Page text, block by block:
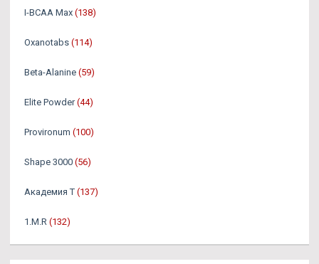
I-BCAA Max (138)
Oxanotabs (114)
Beta-Alanine (59)
Elite Powder (44)
Provironum (100)
Shape 3000 (56)
Академия Т (137)
1.M.R (132)